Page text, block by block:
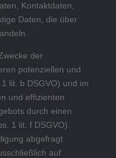
Kontaktdaten,
Daten, die über
der
potenziellen und
lit. b DSGVO) und im
und effizienten
durch einen
1 lit. f DSGVO).
abgefragt
auf